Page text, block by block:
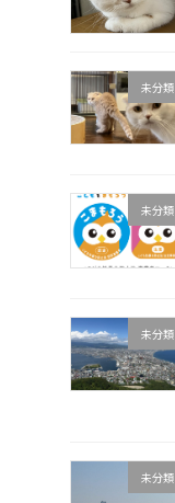
未分類
未分類
未分類
未分類